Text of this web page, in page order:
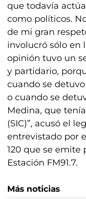
que todavía
como políticos.
de mi gran
involucró sólo en
opinión tuvo un
y partidario,
cuando se
o cuando se
Medina, que
(SIC)”, acusó el
entrevistado por
120 que se emite
Estación FM91.7.
Más noticias